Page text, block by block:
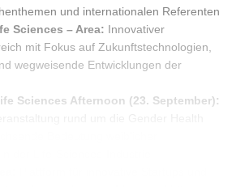
und internationalen Referenten
Sciences – Area: Innovativer
mit Fokus auf Zukunftstechnologien,
wegweisende Entwicklungen der
Sciences Afternoon (23. September):